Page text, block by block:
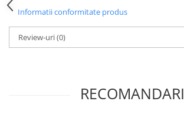
Informatii conformitate produs
Review-uri(0)
RECOMANDARI